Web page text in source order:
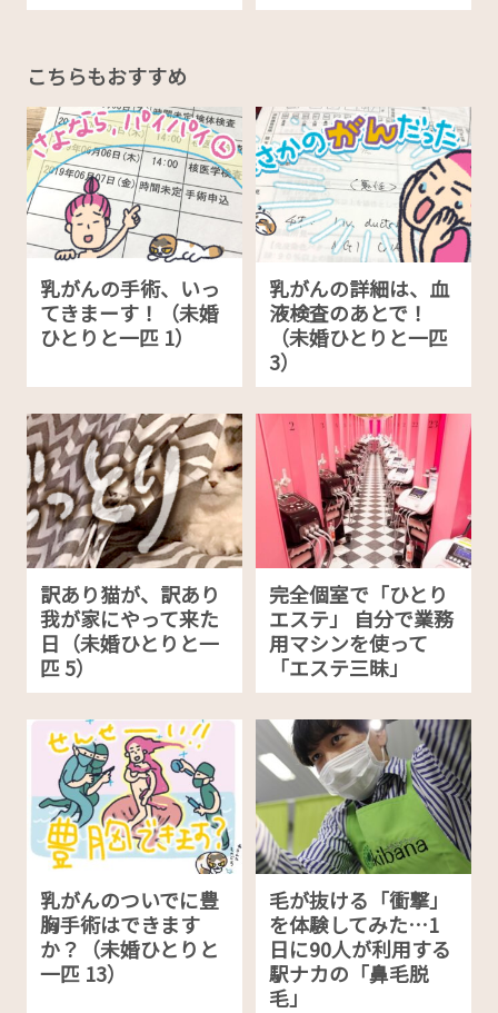
こちらもおすすめ
乳がんの手術、いっ
てきまーす！（未婚
ひとりと一匹 1）
乳がんの詳細は、血
液検査のあとで！
（未婚ひとりと一匹
3）
訳あり猫が、訳あり
我が家にやって来た
日（未婚ひとりと一
匹 5）
完全個室で「ひとり
エステ」 自分で業務
用マシンを使って
「エステ三昧」
乳がんのついでに豊
胸手術はできます
か？（未婚ひとりと
一匹 13）
毛が抜ける「衝撃」
を体験してみた…1
日に90人が利用する
駅ナカの「鼻毛脱
毛」